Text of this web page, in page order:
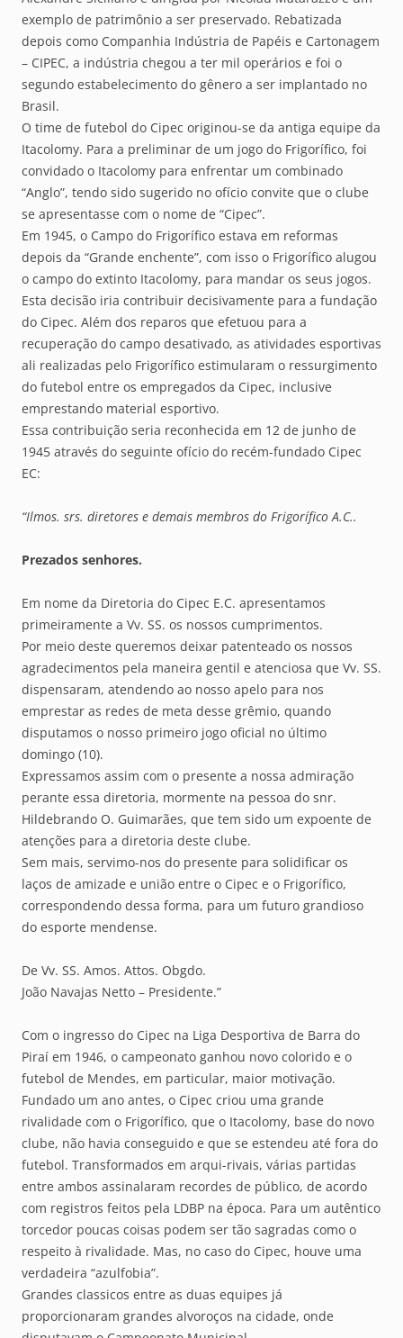
exemplo de patrimônio a ser preservado. Rebatizada
depois como Companhia Indústria de Papéis e Cartonagem
– CIPEC, a indústria chegou a ter mil operários e foi o
segundo estabelecimento do gênero a ser implantado no
Brasil.
O time de futebol do Cipec originou-se da antiga equipe da
Itacolomy. Para a preliminar de um jogo do Frigorífico, foi
convidado o Itacolomy para enfrentar um combinado
“Anglo”, tendo sido sugerido no ofício convite que o clube
se apresentasse com o nome de “Cipec”.
Em 1945, o Campo do Frigorífico estava em reformas
depois da “Grande enchente”, com isso o Frigorífico alugou
o campo do extinto Itacolomy, para mandar os seus jogos.
Esta decisão iria contribuir decisivamente para a fundação
do Cipec. Além dos reparos que efetuou para a
recuperação do campo desativado, as atividades esportivas
ali realizadas pelo Frigorífico estimularam o ressurgimento
do futebol entre os empregados da Cipec, inclusive
emprestando material esportivo.
Essa contribuição seria reconhecida em 12 de junho de
1945 através do seguinte ofício do recém-fundado Cipec
EC:
“Ilmos. srs. diretores e demais membros do Frigorífico A.C..
Prezados senhores.
Em nome da Diretoria do Cipec E.C. apresentamos
primeiramente a Vv. SS. os nossos cumprimentos.
Por meio deste queremos deixar patenteado os nossos
agradecimentos pela maneira gentil e atenciosa que Vv. SS.
dispensaram, atendendo ao nosso apelo para nos
emprestar as redes de meta desse grêmio, quando
disputamos o nosso primeiro jogo oficial no último
domingo (10).
Expressamos assim com o presente a nossa admiração
perante essa diretoria, mormente na pessoa do snr.
Hildebrando O. Guimarães, que tem sido um expoente de
atenções para a diretoria deste clube.
Sem mais, servimo-nos do presente para solidificar os
laços de amizade e união entre o Cipec e o Frigorífico,
correspondendo dessa forma, para um futuro grandioso
do esporte mendense.
De Vv. SS. Amos. Attos. Obgdo.
João Navajas Netto – Presidente.”
Com o ingresso do Cipec na Liga Desportiva de Barra do
Piraí em 1946, o campeonato ganhou novo colorido e o
futebol de Mendes, em particular, maior motivação.
Fundado um ano antes, o Cipec criou uma grande
rivalidade com o Frigorífico, que o Itacolomy, base do novo
clube, não havia conseguido e que se estendeu até fora do
futebol. Transformados em arqui-rivais, várias partidas
entre ambos assinalaram recordes de público, de acordo
com registros feitos pela LDBP na época. Para um autêntico
torcedor poucas coisas podem ser tão sagradas como o
respeito à rivalidade. Mas, no caso do Cipec, houve uma
verdadeira “azulfobia”.
Grandes classicos entre as duas equipes já
proporcionaram grandes alvoroços na cidade, onde